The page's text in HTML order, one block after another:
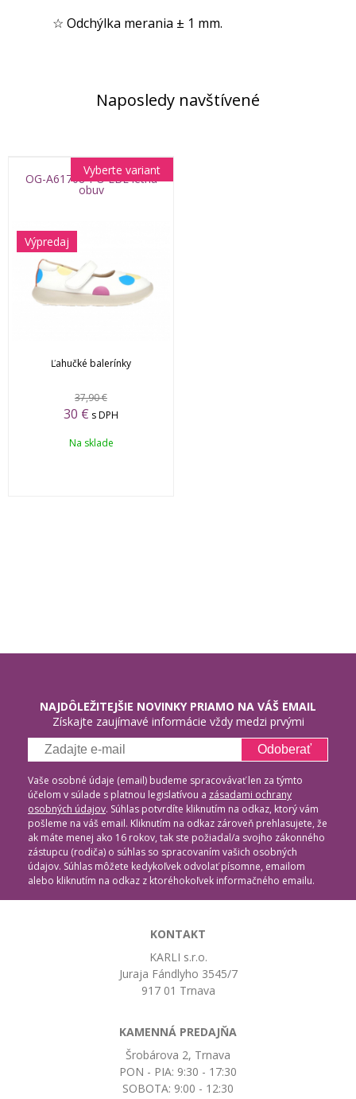
☆ Odchýlka merania ± 1 mm.
Naposledy navštívené
OG-A61708-PO LBL letná
obuv
Výpredaj
Ľahučké balerínky
37,90 €
30 € s DPH
Vyberte variant
Na sklade
NAJDÔLEŽITEJŠIE NOVINKY PRIAMO NA VÁŠ EMAIL
Získajte zaujímavé informácie vždy medzi prvými
Odoberať
Vaše osobné údaje (email) budeme spracovávať len za týmto
účelom v súlade s platnou legislatívou a zásadami ochrany
osobných údajov. Súhlas potvrdíte kliknutím na odkaz, ktorý vám
pošleme na váš email. Kliknutím na odkaz zároveň prehlasujete, že
ak máte menej ako 16 rokov, tak ste požiadal/a svojho zákonného
zástupcu (rodiča) o súhlas so spracovaním vašich osobných
údajov. Súhlas môžete kedykoľvek odvolať písomne, emailom
alebo kliknutím na odkaz z ktoréhokoľvek informačného emailu.
KONTAKT
KARLI s.r.o.
Juraja Fándlyho 3545/7
917 01 Trnava
KAMENNÁ PREDAJŇA
Šrobárova 2, Trnava
PON - PIA: 9:30 - 17:30
SOBOTA: 9:00 - 12:30